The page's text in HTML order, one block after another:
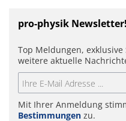
pro-physik Newsletter!
Top Meldungen,
weitere aktuelle
Mit Ihrer Anmeldung
Bestimmungen zu.